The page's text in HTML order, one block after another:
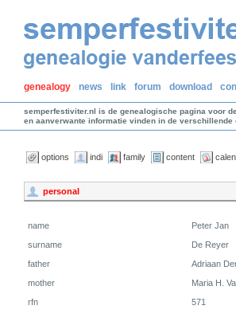
genealogy news link forum download
semperfestiviter.nl is de genealogische pagina voor
en aanverwante informatie vinden in de verschillende
options indi family content
personal
name
Peter Jan
surname
De Reyer
father
Adriaan
mother
Maria H.
rfn
571